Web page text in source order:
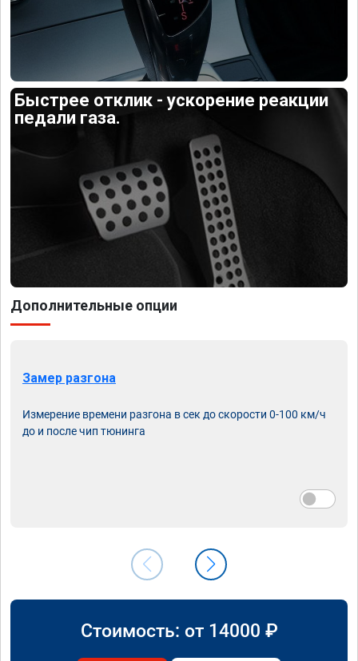
Быстрее отклик - ускорение реакции
педали газа.
Дополнительные опции
Замер разгона
Измерение времени разгона в сек до скорости 0-100 км/ч
до и после чип тюнинга
Стоимость: от 14000 ₽